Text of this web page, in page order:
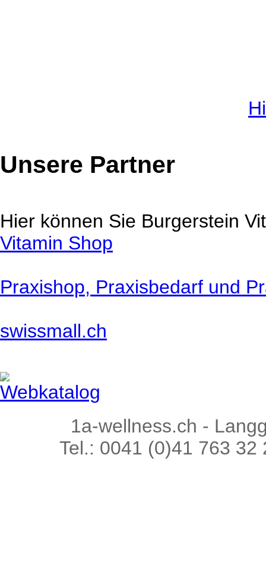
Unsere Partner
Hier können Sie Burgerstein
Vitamin Shop
Praxishop, Praxisbedarf und
swissmall.ch
Webkatalog
1a-wellness.ch -
Tel.: 0041 (0)41 763